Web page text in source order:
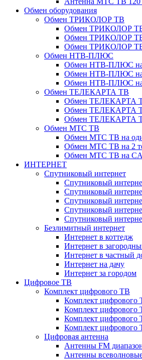
Обмен оборудования
Обмен ТРИКОЛОР ТВ
Обмен ТРИКОЛОР ТВ
Обмен ТРИКОЛОР ТВ
Обмен ТРИКОЛОР
Обмен НТВ-ПЛЮС
Обмен НТВ-ПЛЮС на
Обмен НТВ-ПЛЮС на
Обмен НТВ-ПЛЮС
Обмен ТЕЛЕКАРТА ТВ
Обмен ТЕЛЕКАРТА
Обмен ТЕЛЕКАРТА
Обмен ТЕЛЕКАРТА
Обмен МТС ТВ
Обмен МТС ТВ на
Обмен МТС ТВ на 2
Обмен МТС ТВ на
ИНТЕРНЕТ
Спутниковый интернет
Спутниковый
Спутниковый
Спутниковый
Спутниковый
Спутниковый
Безлимитный интернет
Интернет в коттедж
Интернет в
Интернет в частный
Интернет на дачу
Интернет за городом
Цифровое ТВ
Комплект цифрового ТВ
Комплект цифрового
Комплект цифрового
Комплект
Комплект цифрового
Цифровая антенна
Антенны FM
Антенны